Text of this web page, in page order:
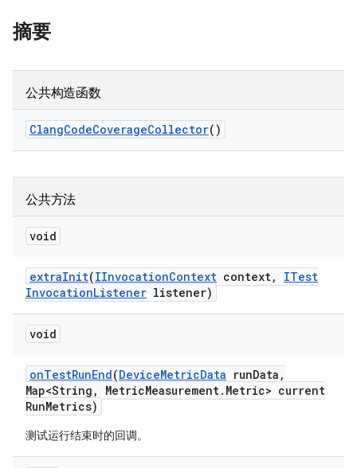
摘要
公共构造函数
ClangCodeCoverageCollector()
公共方法
void
extraInit(IInvocationContext context,
ITest
InvocationListener listener)
void
onTestRunEnd(DeviceMetricData runData ,
Map<String , MetricMeasurement. Metric> current
RunMetrics)
测试运行结束时的回调。